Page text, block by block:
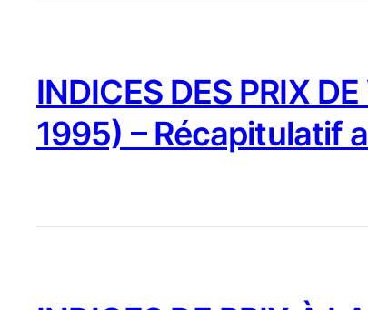
INDICES DES PRIX
1995) – Récapitulatif